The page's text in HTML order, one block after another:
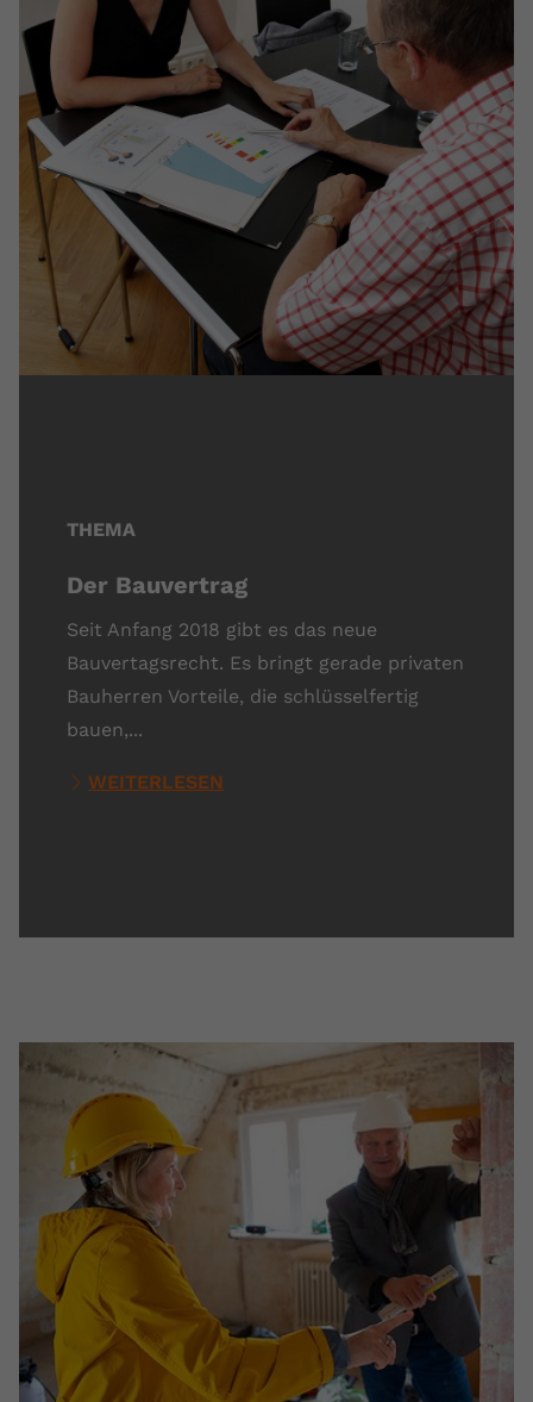
THEMA
Der Bauvertrag
Seit Anfang 2018 gibt es das neue
Bauvertagsrecht. Es bringt gerade privaten
Bauherren Vorteile, die schlüsselfertig
bauen,...
WEITERLESEN